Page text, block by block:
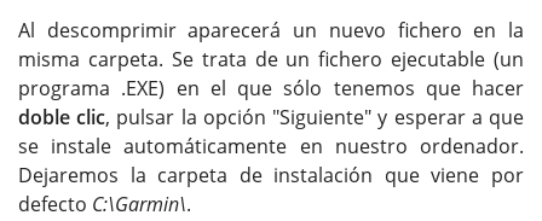
Al descomprimir aparecerá un nuevo fichero en la
misma carpeta. Se trata de un fichero ejecutable (un
programa .EXE) en el que sólo tenemos que hacer
doble clic, pulsar la opción "Siguiente" y esperar a que
se instale automáticamente en nuestro ordenador.
Dejaremos la carpeta de instalación que viene por
defecto C:\Garmin\.